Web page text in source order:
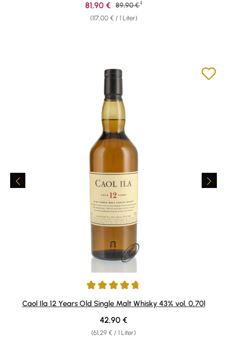
(117,00 € / 1 Liter)
Verkaufspreis:
81,90 € Regulärer Preis:
89,90 € 1
Durchschnittliche Bewertung von 4.83 von 5 Sternen
Caol Ila 12 Years Old Single Malt Whisky 43% vol. 0,70l
(61,29 € / 1 Liter)
Regulärer Preis:
42,90 €